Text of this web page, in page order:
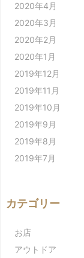
2020年4月
2020年3月
2020年2月
2020年1月
2019年12月
2019年11月
2019年10月
2019年9月
2019年8月
2019年7月
カテゴリー
お店
アウトドア